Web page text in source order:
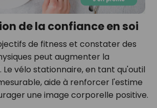
de la confiance en soi
de fitness et constater des
peut augmenter la
Le vélo stationnaire, en tant qu'outil
aide à renforcer l'estime
une image corporelle positive.